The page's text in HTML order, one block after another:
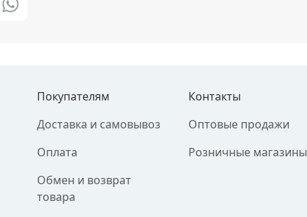
Покупателям
Доставка и самовывоз
Оплата
Обмен и возврат
товара
Контакты
Оптовые продажи
Розничные магазины